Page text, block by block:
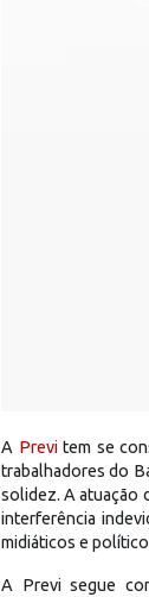
A Previtem se
trabalhadores do
solidez. A atuação
interferência
midiáticos e
A Previ segue